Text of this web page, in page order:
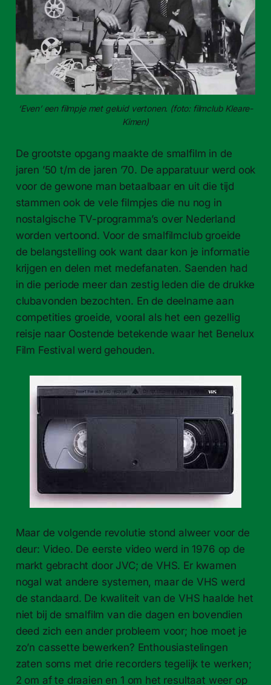
‘Even’ een filmpje met geluid vertonen. (foto: filmclub Kleare-​
Kimen)
De grootste opgang maakte de smalfilm in de
jaren ’50 t/​m de jaren ’70. De apparatuur werd ook
voor de gewone man betaalbaar en uit die tijd
stammen ook de vele filmpjes die nu nog in
nostalgische TV-programma’s over Nederland
worden vertoond. Voor de smalfilmclub groeide
de belangstelling ook want daar kon je informatie
krijgen en delen met medefanaten. Saenden had
in die periode meer dan zestig leden die de drukke
clubavonden bezochten. En de deelname aan
competities groeide, vooral als het een gezellig
reisje naar Oostende betekende waar het Benelux
Film Festival werd gehouden.
Maar de volgende revolutie stond alweer voor de
deur: Video. De eerste video werd in 1976 op de
markt gebracht door JVC; de VHS. Er kwamen
nogal wat andere systemen, maar de VHS werd
de standaard. De kwaliteit van de VHS haalde het
niet bij de smalfilm van die dagen en bovendien
deed zich een ander probleem voor; hoe moet je
zo’n cassette bewerken? Enthousiastelingen
zaten soms met drie recorders tegelijk te werken;
2 om af te draaien en 1 om het resultaat weer op